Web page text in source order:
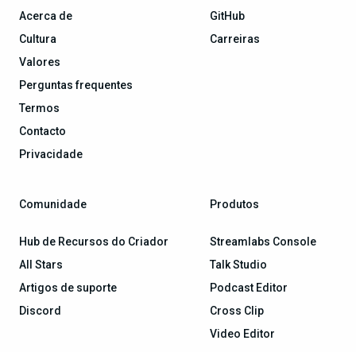
Acerca de
Cultura
Valores
Perguntas frequentes
Termos
Contacto
Privacidade
GitHub
Carreiras
Comunidade
Hub de Recursos do Criador
All Stars
Artigos de suporte
Discord
Produtos
Streamlabs Console
Talk Studio
Podcast Editor
Cross Clip
Video Editor